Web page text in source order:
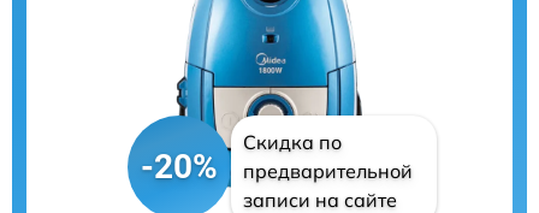
-20%
Скидка по
предварительной
записи на сайте